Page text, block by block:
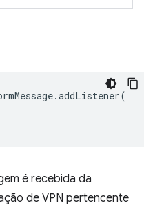
.addListener(
é recebida da
de VPN pertencente